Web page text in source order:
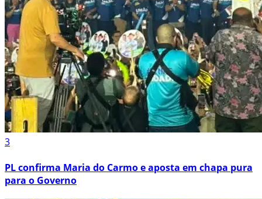
3
PL confirma Maria do Carmo e aposta em chapa pura
para o Governo